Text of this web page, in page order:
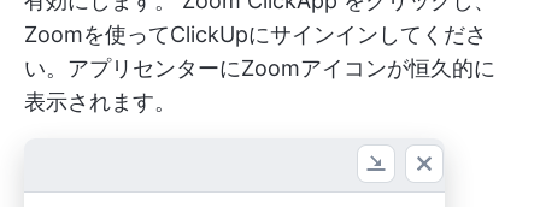
Zoomを使ってClickUpにサインインしてくださ
い。アプリセンターにZoomアイコンが恒久的に
表示されます。